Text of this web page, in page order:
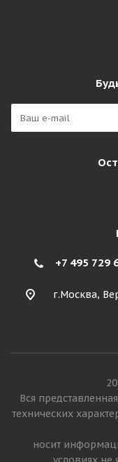
+7 495 729
г.Москва,
Вся
технических
носит